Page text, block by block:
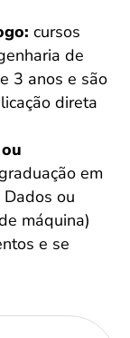
cursos
de
3 anos e são
direta
em
ou
máquina)
e se